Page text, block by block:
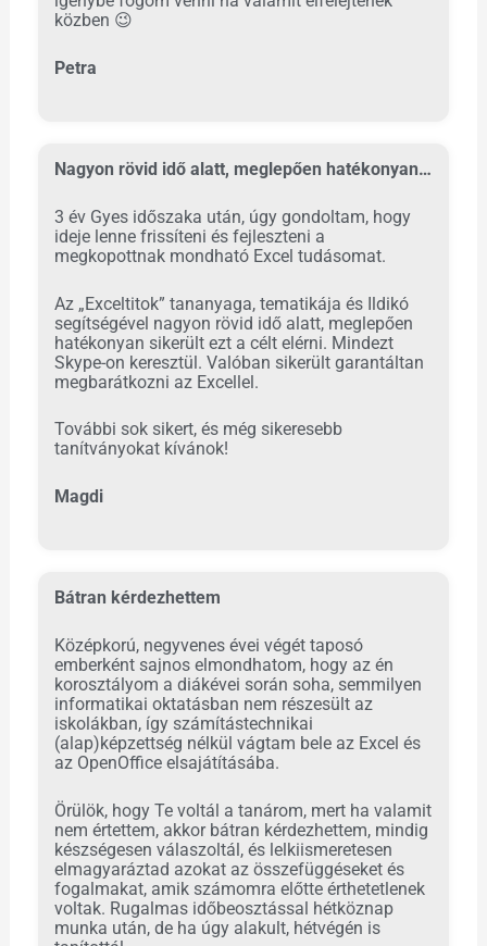
közben 😉
Petra
Nagyon rövid idő alatt, meglepően hatékonyan…
3 év Gyes időszaka után, úgy gondoltam, hogy
ideje lenne frissíteni és fejleszteni a
megkopottnak mondható Excel tudásomat.
Az „Exceltitok” tananyaga, tematikája és Ildikó
segítségével nagyon rövid idő alatt, meglepően
hatékonyan sikerült ezt a célt elérni. Mindezt
Skype-on keresztül. Valóban sikerült garantáltan
megbarátkozni az Excellel.
További sok sikert, és még sikeresebb
tanítványokat kívánok!
Magdi
Bátran kérdezhettem
Középkorú, negyvenes évei végét taposó
emberként sajnos elmondhatom, hogy az én
korosztályom a diákévei során soha, semmilyen
informatikai oktatásban nem részesült az
iskolákban, így számítástechnikai
(alap)képzettség nélkül vágtam bele az Excel és
az OpenOffice elsajátításába.
Örülök, hogy Te voltál a tanárom, mert ha valamit
nem értettem, akkor bátran kérdezhettem, mindig
készségesen válaszoltál, és lelkiismeretesen
elmagyaráztad azokat az összefüggéseket és
fogalmakat, amik számomra előtte érthetetlenek
voltak. Rugalmas időbeosztással hétköznap
munka után, de ha úgy alakult, hétvégén is